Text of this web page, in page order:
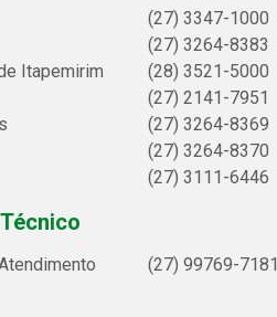
(27) 3347-1000
(27) 3264-8383
Itapemirim
(28) 3521-5000
(27) 2141-7951
(27) 3264-8369
(27) 3264-8370
(27) 3111-6446
(27) 99769-7181